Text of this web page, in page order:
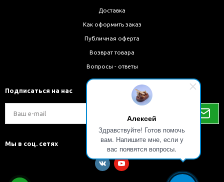
Алексей
Здравствуйте! Готов помочь
вам. Напишите мне, если у
вас появятся вопросы.
Доставка
Как оформить заказ
Публичная оферта
Возврат товара
Вопросы - ответы
Подписаться на нас
Мы в соц. сетях